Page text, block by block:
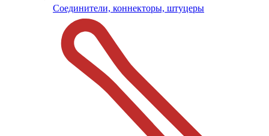
Соединители, коннекторы, штуцеры